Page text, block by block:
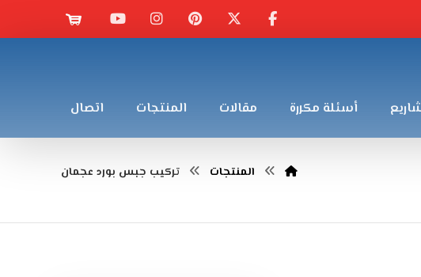
أسئلة مكررة مقالات المنتجات اتصال
المنتجات تركيب جبس بورد عجمان